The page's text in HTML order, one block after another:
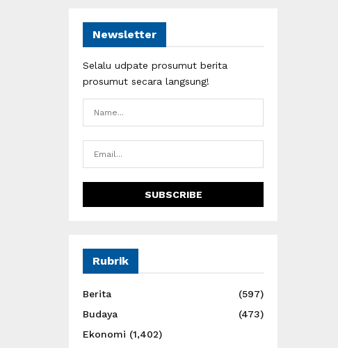
Newsletter
Selalu udpate prosumut berita
prosumut secara langsung!
Rubrik
Berita
(597)
Budaya
(473)
Ekonomi (1,402)